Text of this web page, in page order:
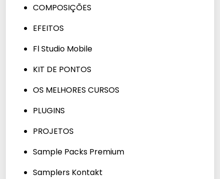
COMPOSIÇÕES
EFEITOS
Fl Studio Mobile
KIT DE PONTOS
OS MELHORES CURSOS
PLUGINS
PROJETOS
Sample Packs Premium
Samplers Kontakt